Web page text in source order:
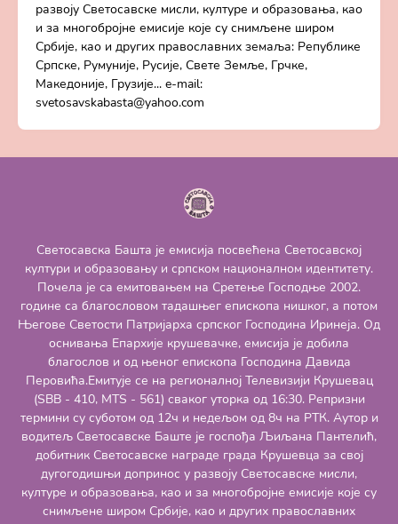
развоју Светосавске мисли, културе и образовања, као
и за многобројне емисије које су снимљене широм
Србије, као и других православних земаља: Републике
Српске, Румуније, Русије, Свете Земље, Грчке,
Македоније, Грузије... e-mail:
svetosavskabasta@yahoo.com
Светосавска Башта је емисија посвећена Светосавској
култури и образовању и српском националном идентитету.
Почела је са емитовањем на Сретење Господње 2002.
године са благословом тадашњег епископа нишког, а потом
Његове Светости Патријарха српског Господина Иринеја. Од
оснивања Епархије крушевачке, емисија је добила
благослов и од њеног епископа Господина Давида
Перовића.Емитује се на регионалној Телевизији Крушевац
(SBB - 410, MTS - 561) сваког уторка од 16:30. Репризни
термини су суботом од 12ч и недељом од 8ч на РТК. Аутор и
водитељ Светосавске Баште је госпођа Љиљана Пантелић,
добитник Светосавске награде града Крушевца за свој
дугогодишњи допринос у развоју Светосавске мисли,
културе и образовања, као и за многобројне емисије које су
снимљене широм Србије, као и других православних